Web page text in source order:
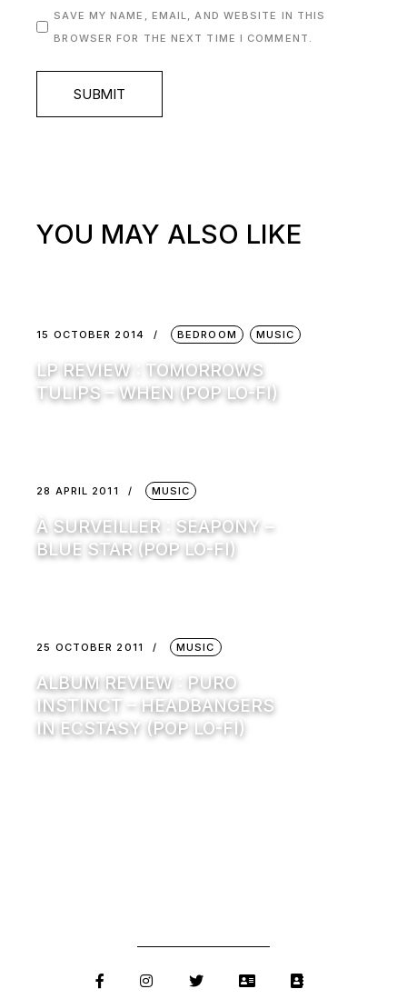
SAVE MY NAME, EMAIL, AND WEBSITE IN THIS
BROWSER FOR THE NEXT TIME I COMMENT.
SUBMIT
YOU MAY ALSO LIKE
15 OCTOBER 2014 BEDROOM MUSIC
LP REVIEW : TOMORROWS
TULIPS – WHEN (POP LO-FI)
28 APRIL 2011 MUSIC
À SURVEILLER : SEAPONY –
BLUE STAR (POP LO-FI)
25 OCTOBER 2011 MUSIC
ALBUM REVIEW : PURO
INSTINCT – HEADBANGERS
IN ECSTASY (POP LO-FI)